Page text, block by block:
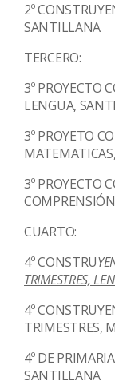
2º
SANTILLANA
TERCERO:
3º PROYECTO
LENGUA,
3º PROYETO
3º PROYECTO
CUARTO:
4ºCONSTRU
TRIMESTRES,
4º
TRIMESTRES,
4º DE
SANTILLANA